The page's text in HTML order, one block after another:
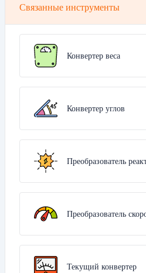
Связанные инструменты
Конвертер веса
Конвертер углов
Преобразователь
Преобразователь
Текущий конвертер